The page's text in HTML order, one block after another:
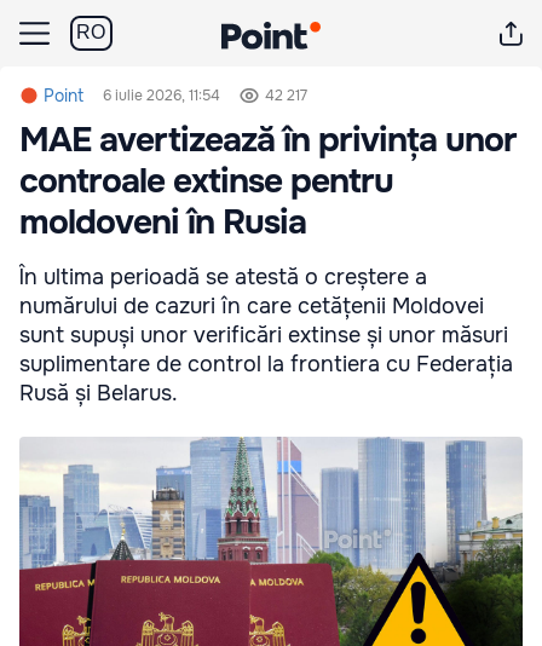
RO
Point 6 iulie 2026, 11:54 42 217
MAE avertizează în privința unor
controale extinse pentru
moldoveni în Rusia
În ultima perioadă se atestă o creștere a
numărului de cazuri în care cetățenii Moldovei
sunt supuși unor verificări extinse și unor măsuri
suplimentare de control la frontiera cu Federația
Rusă și Belarus.